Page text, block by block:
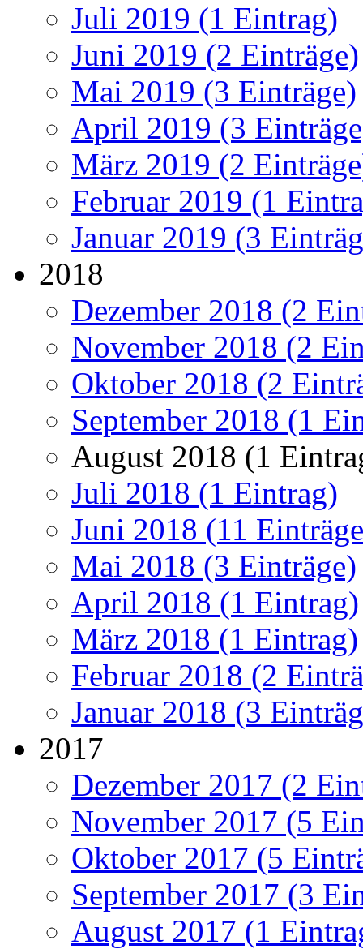
Juli 2019 (1 Eintrag)
Juni 2019 (2 Einträge)
Mai 2019 (3 Einträge)
April 2019 (3
März 2019 (2
Februar 2019 (1
Januar 2019 (3
2018
Dezember 2018 (2
November 2018 (2
Oktober 2018 (2
September 2018 (1
August 2018 (1
Juli 2018 (1 Eintrag)
Juni 2018 (11
Mai 2018 (3 Einträge)
April 2018 (1 Eintrag)
März 2018 (1 Eintrag)
Februar 2018 (2
Januar 2018 (3
2017
Dezember 2017 (2
November 2017 (5
Oktober 2017 (5
September 2017 (3
August 2017 (1